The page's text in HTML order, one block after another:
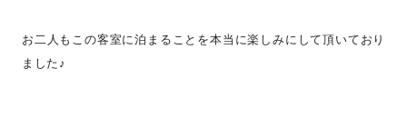
お二人もこの客室に泊まることを本当に楽しみにして頂いており
ました♪